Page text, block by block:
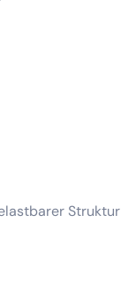
Struktur